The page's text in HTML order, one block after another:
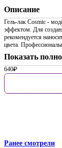
Описание
Гель-лак Cosmic -
эффектом. Для
рекомендуется
цвета.
Показать
640₽
Ранее смотрели